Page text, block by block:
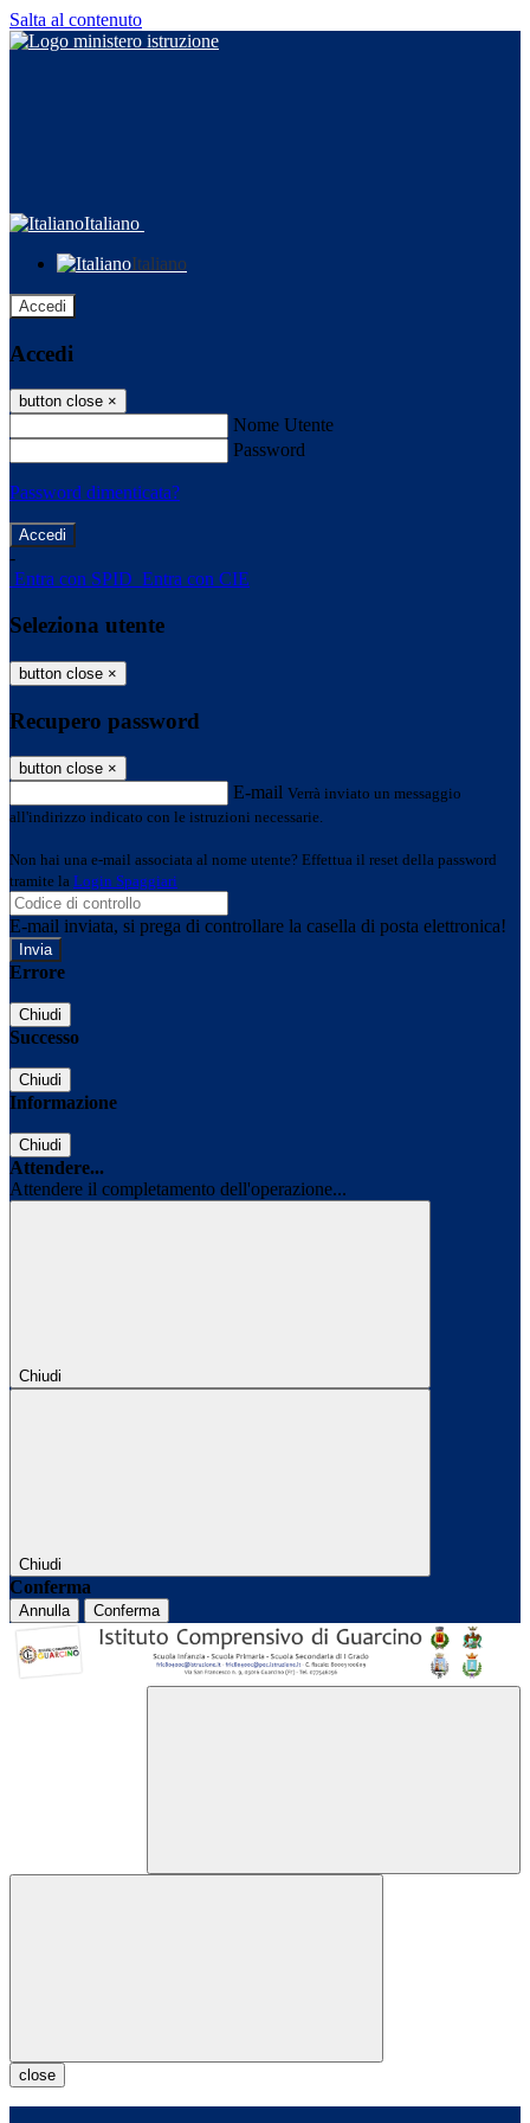
Salta al contenuto
Italiano
Italiano
Accedi
Accedi
button close ×
Nome Utente
Password
Password dimenticata?
-
Entra con SPID Entra con CIE
Seleziona utente
button close ×
Recupero password
button close ×
E-mail Verrà inviato un messaggio
all'indirizzo indicato con le istruzioni necessarie.
Non hai una e-mail associata al nome utente? Effettua il reset della password
tramite la Login Spaggiari
E-mail inviata, si prega di controllare la casella di posta elettronica!
Errore
Chiudi
Successo
Chiudi
Informazione
Chiudi
Attendere...
Attendere il completamento dell'operazione...
Chiudi
Chiudi
Conferma
Annulla Conferma
close